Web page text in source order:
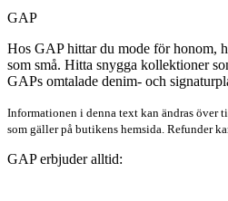
GAP
Hos GAP hittar du mode för honom,
som små. Hitta snygga kollektioner
GAPs omtalade denim- och
Informationen i denna text kan ändras över
som gäller på butikens hemsida. Refunder
GAP erbjuder alltid: